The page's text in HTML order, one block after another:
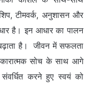
टीमवर्क, अनुशासन और
है। इन आधार का पालन
बढ़ाता है। जीवन में सफलता
सोच के साथ आगे
करने हुए स्वयं को